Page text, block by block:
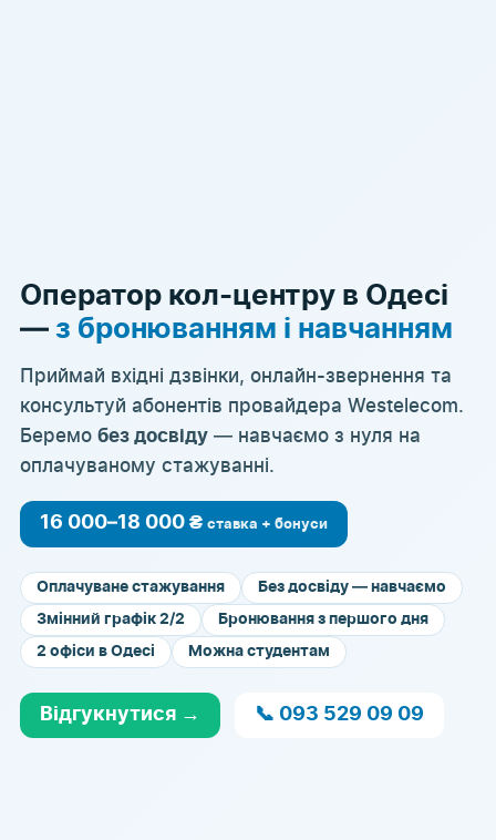
Оператор кол-центру в Одесі
— з бронюванням і навчанням
Приймай вхідні дзвінки, онлайн-звернення та
консультуй абонентів провайдера Westelecom.
Беремо без досвіду — навчаємо з нуля на
оплачуваному стажуванні.
16 000–18 000 ₴ ставка + бонуси
Оплачуване стажування Без досвіду — навчаємо
Змінний графік 2/2 Бронювання з першого дня
2 офіси в Одесі Можна студентам
Відгукнутися → 📞 093 529 09 09